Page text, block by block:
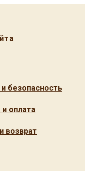
безопасность
оплата
возврат